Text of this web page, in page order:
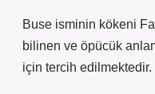
Buse isminin kökeni
bilinen ve öpücük
için tercih edilmektedir.